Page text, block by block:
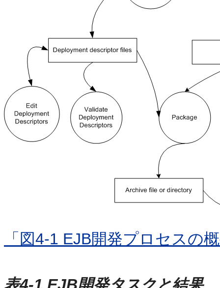
「図4-1 EJB開発プロセスの
表4-1 EJB開発タスクと結果